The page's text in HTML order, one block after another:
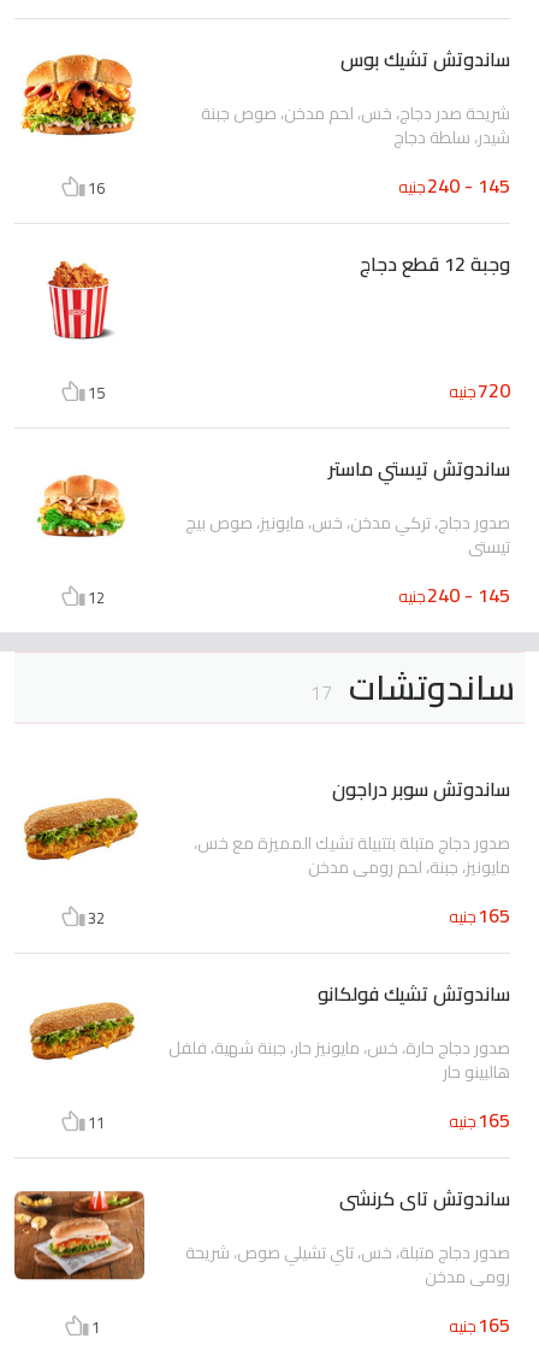
ساندوتش تشيك بوس
شريحة صدر دجاج، خس، لحم مدخن، صوص جبنة
شيدر، سلطة دجاج
145 - 240 جنيه 16
وجبة 12 قطع دجاج
720جنيه 15
ساندوتش تيستي ماستر
صدور دجاج، تركي مدخن، خس، مايونيز، صوص بيج
تيستي
145 - 240 جنيه 12
ساندوتشات 17
ساندوتش سوبر دراجون
صدور دجاج متبلة بتتبيلة تشيك المميزة مع خس،
مايونيز، جبنة، لحم رومي مدخن
165جنيه 32
ساندوتش تشيك فولكانو
صدور دجاج حارة، خس، مايونيز حار، جبنة شهية، فلفل
هالبينو حار
165جنيه 11
ساندوتش تاى كرنشى
صدور دجاج متبلة، خس، تاي تشيلي صوص، شريحة
رومي مدخن
165جنيه 1